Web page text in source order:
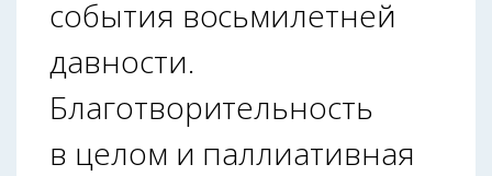
события восьмилетней
давности.
Благотворительность
в целом и паллиативная